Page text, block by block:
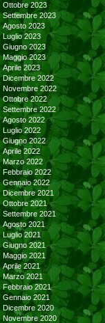
Ottobre 2023
Settembre 2023
Agosto 2023
Luglio 2023
Giugno 2023
Maggio 2023
Aprile 2023
Dicembre 2022
Novembre 2022
Ottobre 2022
Settembre 2022
Agosto 2022
Luglio 2022
Giugno 2022
Aprile 2022
Marzo 2022
Febbraio 2022
Gennaio 2022
Dicembre 2021
Ottobre 2021
Settembre 2021
Agosto 2021
Luglio 2021
Giugno 2021
Maggio 2021
Aprile 2021
Marzo 2021
Febbraio 2021
Gennaio 2021
Dicembre 2020
Novembre 2020